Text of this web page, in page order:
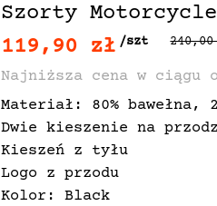
Szorty
119,90 zł /szt
Najniższa cena w
Materiał: 80% bawełna,
Dwie kieszenie na
Kieszeń z tyłu
Logo z przodu
Kolor: Black